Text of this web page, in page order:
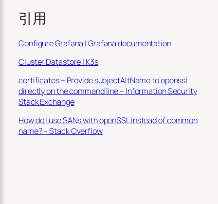
引用
Configure Grafana | Grafana documentation
Cluster Datastore | K3s
certificates – Provide subjectAltName to openssl
directly on the command line – Information Security
Stack Exchange
How do I use SANs with openSSL instead of common
name? – Stack Overflow